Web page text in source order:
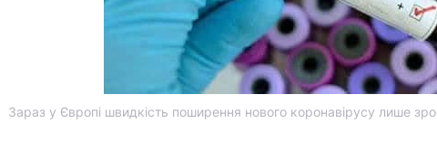
Зараз у Європі швидкість поширення нового коронавірусу лише